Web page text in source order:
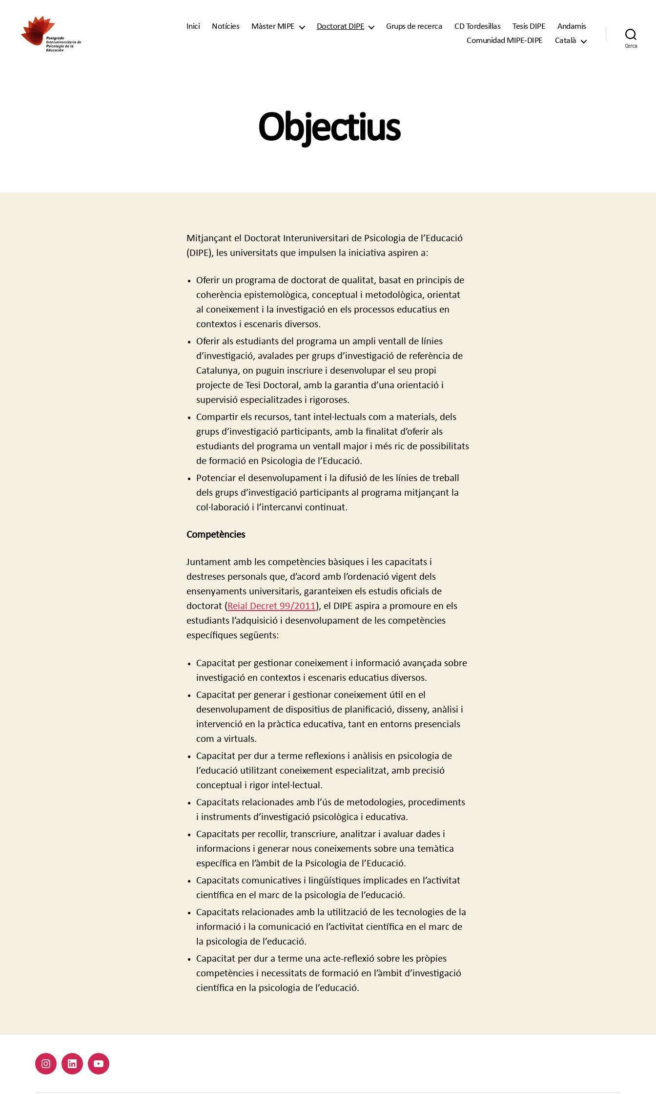
Inici Notícies Màster MIPE Doctorat DIPE Grups de recerca CD Tordesillas Tesis DIPE
Andamis
Comunidad MIPE-DIPE
Català
Cerca
Objectius
Mitjançant el Doctorat Interuniversitari de Psicologia de l’Educació
(DIPE), les universitats que impulsen la iniciativa aspiren a:
Oferir un programa de doctorat de qualitat, basat en principis de
coherència epistemològica, conceptual i metodològica, orientat
al coneixement i la investigació en els processos educatius en
contextos i escenaris diversos.
Oferir als estudiants del programa un ampli ventall de línies
d’investigació, avalades per grups d’investigació de referència de
Catalunya, on puguin inscriure i desenvolupar el seu propi
projecte de Tesi Doctoral, amb la garantia d’una orientació i
supervisió especialitzades i rigoroses.
Compartir els recursos, tant intel·lectuals com a materials, dels
grups d’investigació participants, amb la finalitat d’oferir als
estudiants del programa un ventall major i més ric de possibilitats
de formació en Psicologia de l’Educació.
Potenciar el desenvolupament i la difusió de les línies de treball
dels grups d’investigació participants al programa mitjançant la
col·laboració i l’intercanvi continuat.
Competències
Juntament amb les competències bàsiques i les capacitats i
destreses personals que, d’acord amb l’ordenació vigent dels
ensenyaments universitaris, garanteixen els estudis oficials de
doctorat (Reial Decret 99/2011), el DIPE aspira a promoure en els
estudiants l’adquisició i desenvolupament de les competències
específiques següents:
Capacitat per gestionar coneixement i informació avançada sobre
investigació en contextos i escenaris educatius diversos.
Capacitat per generar i gestionar coneixement útil en el
desenvolupament de dispositius de planificació, disseny, anàlisi i
intervenció en la pràctica educativa, tant en entorns presencials
com a virtuals.
Capacitat per dur a terme reflexions i anàlisis en psicologia de
l’educació utilitzant coneixement especialitzat, amb precisió
conceptual i rigor intel·lectual.
Capacitats relacionades amb l’ús de metodologies, procediments
i instruments d’investigació psicològica i educativa.
Capacitats per recollir, transcriure, analitzar i avaluar dades i
informacions i generar nous coneixements sobre una temàtica
específica en l’àmbit de la Psicologia de l’Educació.
Capacitats comunicatives i lingüístiques implicades en l’activitat
científica en el marc de la psicologia de l’educació.
Capacitats relacionades amb la utilització de les tecnologies de la
informació i la comunicació en l’activitat científica en el marc de
la psicologia de l’educació.
Capacitat per dur a terme una acte-reflexió sobre les pròpies
competències i necessitats de formació en l’àmbit d’investigació
científica en la psicologia de l’educació.
InstagramLinkedinYoutube